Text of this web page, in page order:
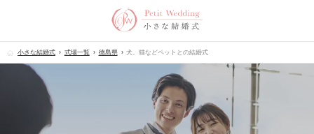
小さな結婚式 式場一覧 徳島県 犬、猫などペットとの結婚式